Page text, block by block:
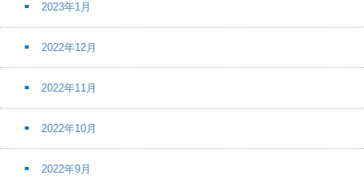
2023年1月
2022年12月
2022年11月
2022年10月
2022年9月